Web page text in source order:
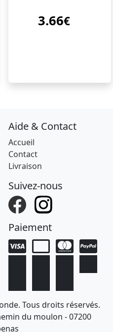
3.66€
Aide & Contact
Accueil
Contact
Livraison
Suivez-nous
Paiement
Tous droits réservés.
du moulon - 07200